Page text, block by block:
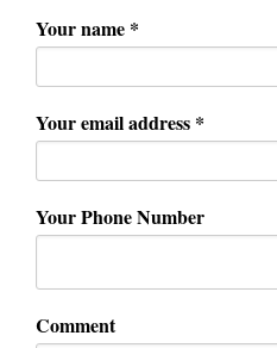
Your name *
Your email address *
Your Phone Number
Comment